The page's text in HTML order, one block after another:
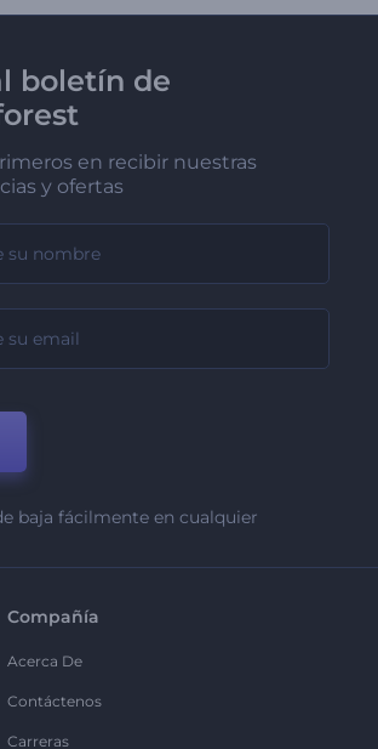
boletín de
en recibir nuestras
y ofertas
baja fácilmente en cualquier
Compañía
Acerca De
Contáctenos
Carreras